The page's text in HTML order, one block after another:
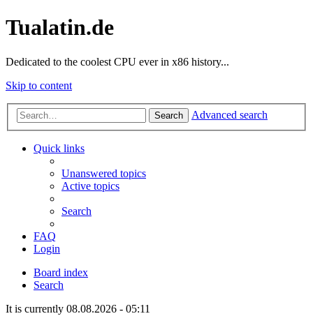
Tualatin.de
Dedicated to the coolest CPU ever in x86 history...
Skip to content
Search Advanced search
Quick links
Unanswered topics
Active topics
Search
FAQ
Login
Board index
Search
It is currently 08.08.2026 - 05:11